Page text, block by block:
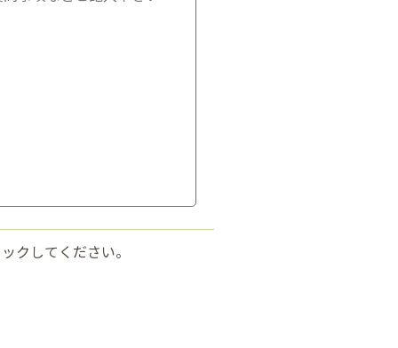
クしてください。